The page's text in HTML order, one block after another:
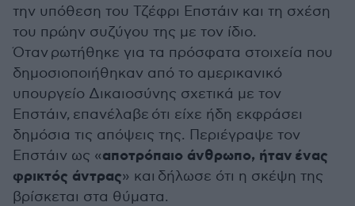
την υπόθεση του Τζέφρι Επστάιν και τη σχέση
του πρώην συζύγου της με τον ίδιο.
Όταν ρωτήθηκε για τα πρόσφατα στοιχεία που
δημοσιοποιήθηκαν από το αμερικανικό
υπουργείο Δικαιοσύνης σχετικά με τον
Επστάιν, επανέλαβε ότι είχε ήδη εκφράσει
δημόσια τις απόψεις της. Περιέγραψε τον
Επστάιν ως «αποτρόπαιο άνθρωπο, ήταν ένας
φρικτός άντρας» και δήλωσε ότι η σκέψη της
βρίσκεται στα θύματα.